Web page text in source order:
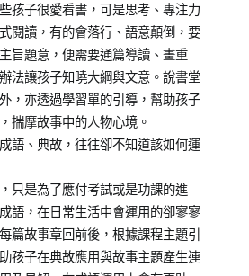
孩子很愛看書，可是思考、專注力
閱讀，有的會落行、語意顛倒，要
旨題意，便需要通篇導讀、畫重
法讓孩子知曉大綱與文意。說書堂
，亦透過學習單的引導，幫助孩子
揣摩故事中的人物心境。
語、典故，往往卻不知道該如何運
只是為了應付考試或是功課的進
語，在日常生活中會運用的卻寥寥
篇故事章回前後，根據課程主題引
孩子在典故應用與故事主題產生連